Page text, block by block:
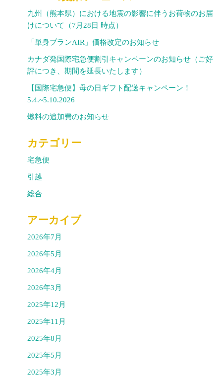
九州（熊本県）における地震の影響に伴うお荷物のお届
けについて（7月28日 時点）
「単身プランAIR」価格改定のお知らせ
カナダ発国際宅急便割引キャンペーンのお知らせ（ご好
評につき、期間を延長いたします）
【国際宅急便】母の日ギフト配送キャンペーン！
5.4.~5.10.2026
燃料の追加費のお知らせ
カテゴリー
宅急便
引越
総合
アーカイブ
2026年7月
2026年5月
2026年4月
2026年3月
2025年12月
2025年11月
2025年8月
2025年5月
2025年3月